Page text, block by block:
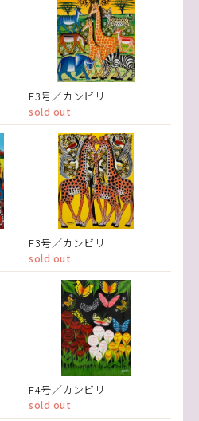
F3号／カンビリ
sold out
F3号／カンビリ
sold out
F4号／カンビリ
sold out